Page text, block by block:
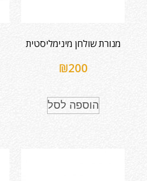
מנורת שולחן מינימליסטית
₪200
הוספה לסל